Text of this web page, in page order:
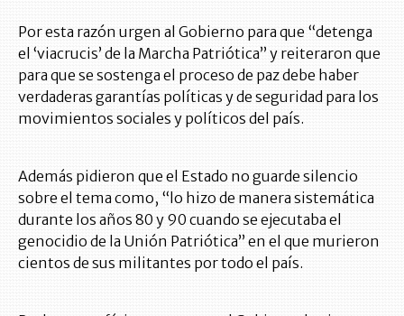
Por esta razón urgen al Gobierno para que “detenga
el ‘viacrucis’ de la Marcha Patriótica” y reiteraron que
para que se sostenga el proceso de paz debe haber
verdaderas garantías políticas y de seguridad para los
movimientos sociales y políticos del país.
Además pidieron que el Estado no guarde silencio
sobre el tema como, “lo hizo de manera sistemática
durante los años 80 y 90 cuando se ejecutaba el
genocidio de la Unión Patriótica” en el que murieron
cientos de sus militantes por todo el país.